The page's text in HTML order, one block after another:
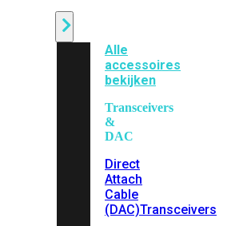
Alle
accessoires
bekijken
Transceivers
&
DAC
Direct
Attach
Cable
(DAC)Transceivers